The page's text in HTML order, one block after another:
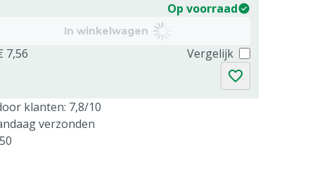
Op voorraad
In winkelwagen
7,56 Vergelijk
klanten: 7,8/10
verzonden